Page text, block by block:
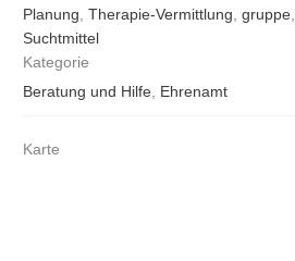
Planung,Therapie-Vermittlung,gruppe,
Suchtmittel
Kategorie
Beratung und Hilfe, Ehrenamt
Karte